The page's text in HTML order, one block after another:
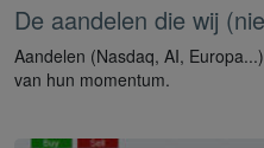
De aandelen die wij
Aandelen (Nasdaq, AI,
van hun momentum.